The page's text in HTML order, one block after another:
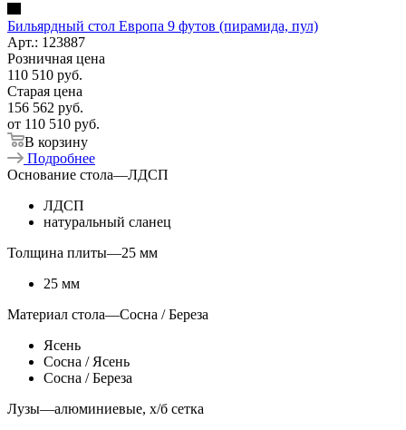
Бильярдный стол Европа 9 футов (пирамида, пул)
Арт.: 123887
Розничная цена
110 510 руб.
Старая цена
156 562 руб.
от 110 510 руб.
В корзину
Подробнее
Основание стола—ЛДСП
ЛДСП
натуральный сланец
Толщина плиты—25 мм
25 мм
Материал стола—Сосна / Береза
Ясень
Сосна / Ясень
Сосна / Береза
Лузы—алюминиевые, х/б сетка